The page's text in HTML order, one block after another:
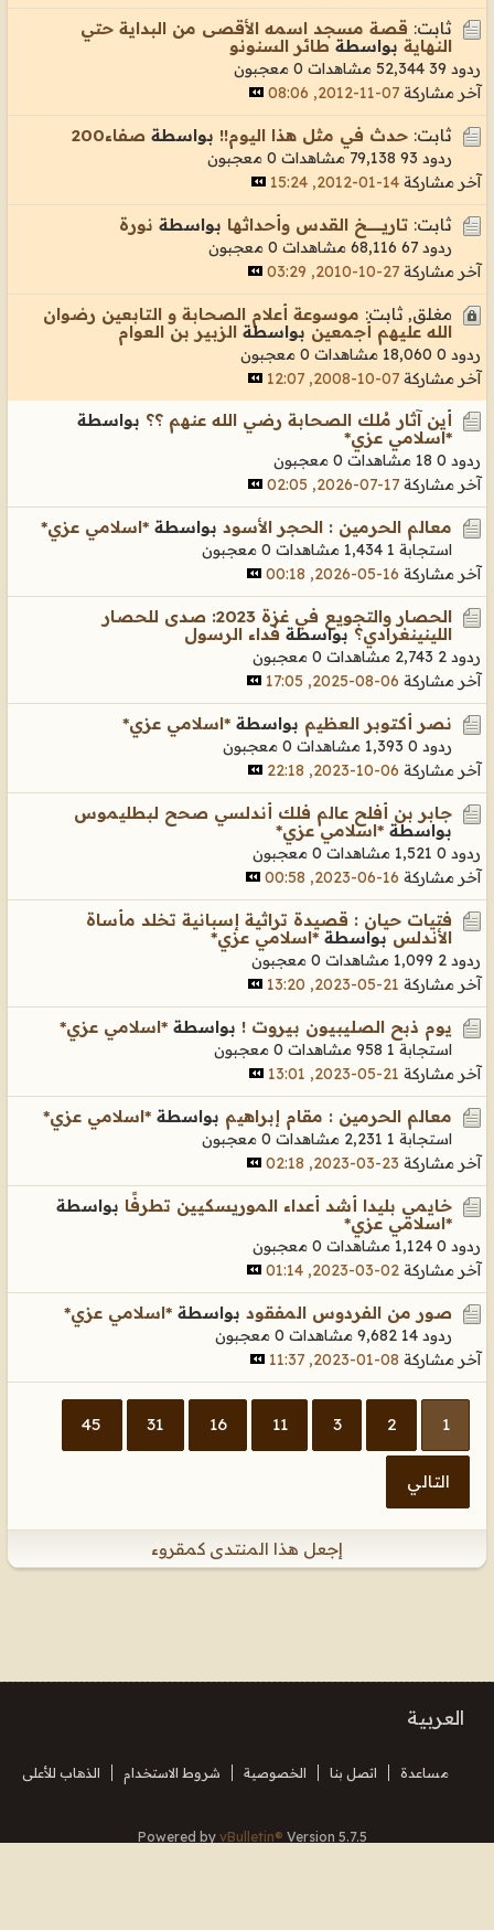
ثابت: قصة مسجد اسمه الأقصى من البداية حتي
النهاية بواسطة طائر السنونو
ردود 39 52,344 مشاهدات
0 معجبون
آخر مشاركة 07-11-2012, 08:06
ثابت: حدث في مثل هذا اليوم!! بواسطة صفاء200
ردود 93 79,138 مشاهدات
0 معجبون
آخر مشاركة 14-01-2012, 15:24
ثابت: تاريـــــــــــــخ القدس وأحداثها بواسطة نورة
ردود 67 68,116 مشاهدات
0 معجبون
آخر مشاركة 27-10-2010, 03:29
مغلق, ثابت: موسوعة أعلام الصحابة و التابعين رضوان
الله عليهم أجمعين بواسطة الزبير بن العوام
ردود 0 18,060 مشاهدات
0 معجبون
آخر مشاركة 07-10-2008, 12:07
أين آثار مُلك الصحابة رضي الله عنهم ؟؟ بواسطة
*اسلامي عزي*
ردود 0 18 مشاهدات
0 معجبون
آخر مشاركة 17-07-2026, 02:05
معالم الحرمين : الحجر الأسود بواسطة *اسلامي عزي*
استجابة 1 1,434 مشاهدات
0 معجبون
آخر مشاركة 16-05-2026, 00:18
الحصار والتجويع في غزة 2023: صدى للحصار
اللينينغرادي؟ بواسطة فداء الرسول
ردود 2 2,743 مشاهدات
0 معجبون
آخر مشاركة 06-08-2025, 17:05
نصر أكتوبر العظيم بواسطة *اسلامي عزي*
ردود 0 1,393 مشاهدات
0 معجبون
آخر مشاركة 06-10-2023, 22:18
جابر بن أفلح عالم فلك أندلسي صحح لبطليموس
بواسطة *اسلامي عزي*
ردود 0 1,521 مشاهدات
0 معجبون
آخر مشاركة 16-06-2023, 00:58
فتيات حيان : قصيدة تراثية إسبانية تخلد مأساة
الأندلس بواسطة *اسلامي عزي*
ردود 2 1,099 مشاهدات
0 معجبون
آخر مشاركة 21-05-2023, 13:20
يوم ذبح الصليبيون بيروت ! بواسطة *اسلامي عزي*
استجابة 1 958 مشاهدات
0 معجبون
آخر مشاركة 21-05-2023, 13:01
معالم الحرمين : مقام إبراهيم بواسطة *اسلامي عزي*
استجابة 1 2,231 مشاهدات
0 معجبون
آخر مشاركة 23-03-2023, 02:18
خايمي بليدا أشد أعداء الموريسكيين تطرفًا بواسطة
*اسلامي عزي*
ردود 0 1,124 مشاهدات
0 معجبون
آخر مشاركة 02-03-2023, 01:14
صور من الفردوس المفقود بواسطة *اسلامي عزي*
ردود 14 9,682 مشاهدات
0 معجبون
آخر مشاركة 08-01-2023, 11:37
1
2
3
11
16
31
45
التالي
إجعل هذا المنتدى كمقروء
العربية
مساعدة اتصل بنا الخصوصية شروط الاستخدام الذهاب للأعلى
Powered by vBulletin® Version 5.7.5